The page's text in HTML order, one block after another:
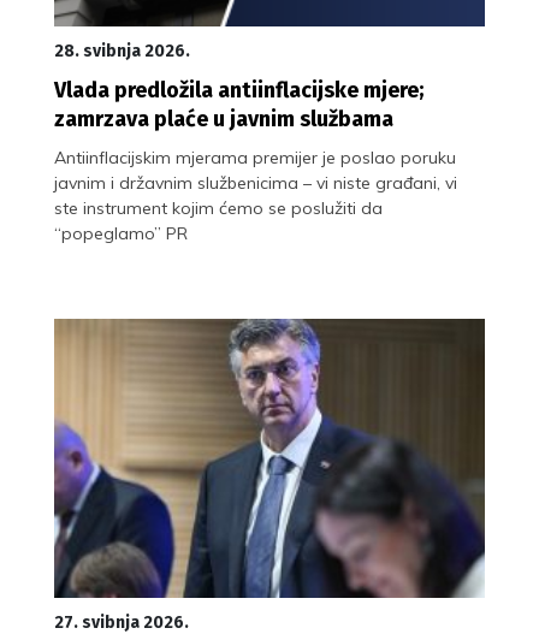
28. svibnja 2026.
Vlada predložila antiinflacijske mjere;
zamrzava plaće u javnim službama
Antiinflacijskim mjerama premijer je poslao poruku
javnim i državnim službenicima – vi niste građani, vi
ste instrument kojim ćemo se poslužiti da
“popeglamo” PR
27. svibnja 2026.